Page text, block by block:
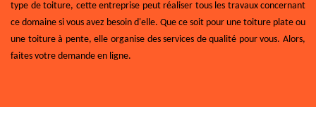
type de toiture, cette entreprise peut réaliser tous les travaux concernant
ce domaine si vous avez besoin d'elle. Que ce soit pour une toiture plate ou
une toiture à pente, elle organise des services de qualité pour vous. Alors,
faites votre demande en ligne.